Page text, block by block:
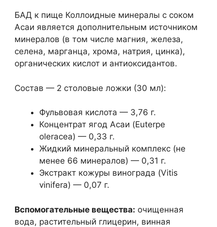
БАД к пище Коллоидные минералы с соком
Асаи является дополнительным источником
минералов (в том числе магния, железа,
селена, марганца, хрома, натрия, цинка),
органических кислот и антиоксидантов.
Состав — 2 столовые ложки (30 мл):
Фульвовая кислота — 3,76 г.
Концентрат ягод Асаи (Euterpe
oleracea) — 0,33 г.
Жидкий минеральный комплекс (не
менее 66 минералов) — 0,31 г.
Экстракт кожуры винограда (Vitis
vinifera) — 0,07 г.
Вспомогательные вещества: очищенная
вода, растительный глицерин, винная